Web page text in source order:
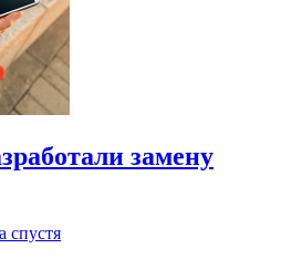
замену
спустя